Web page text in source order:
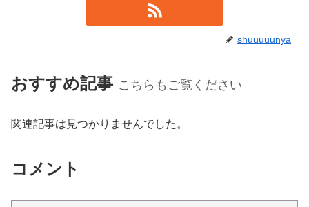
shuuuuunya
おすすめ記事 こちらもご覧ください
関連記事は見つかりませんでした。
コメント